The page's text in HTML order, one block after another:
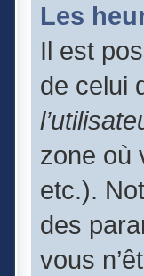
Les
Il est
de celui
zone où
etc.).
des
vous